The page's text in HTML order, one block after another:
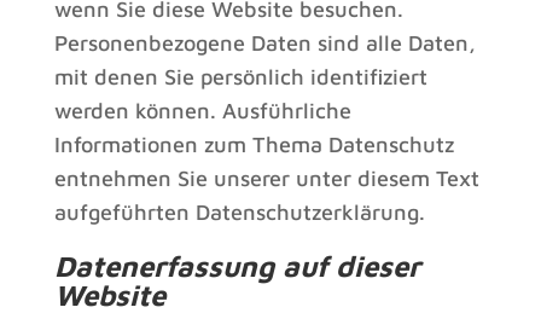
wenn Sie diese Website besuchen.
Personenbezogene Daten sind alle Daten,
mit denen Sie persönlich identifiziert
werden können. Ausführliche
Informationen zum Thema Datenschutz
entnehmen Sie unserer unter diesem Text
aufgeführten Datenschutzerklärung.
Datenerfassung auf dieser
Website